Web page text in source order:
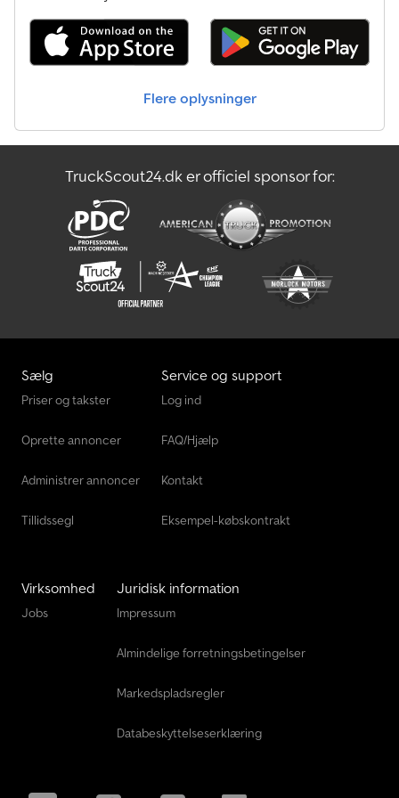
Rv Afhentning
Saml Op
Transportteknik Til Landbrug
Vægte Og Vejeudstyr.
Wacker Rulle
Flere oplysninger
TruckScout24.dk er officiel sponsor for:
Sælg
Priser og takster
Oprette annoncer
Administrer annoncer
Tillidssegl
Service og support
Log ind
FAQ/Hjælp
Kontakt
Eksempel-købskontrakt
Virksomhed
Jobs
Juridisk information
Impressum
Almindelige forretningsbetingelser
Markedspladsregler
Databeskyttelseserklæring